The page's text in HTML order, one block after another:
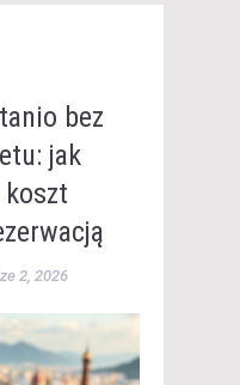
bez
jak
koszt
2, 2026